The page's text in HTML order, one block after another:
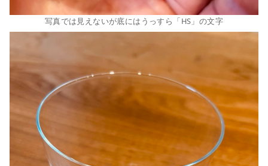
写真では見えないが底にはうっすら「HS」の文字